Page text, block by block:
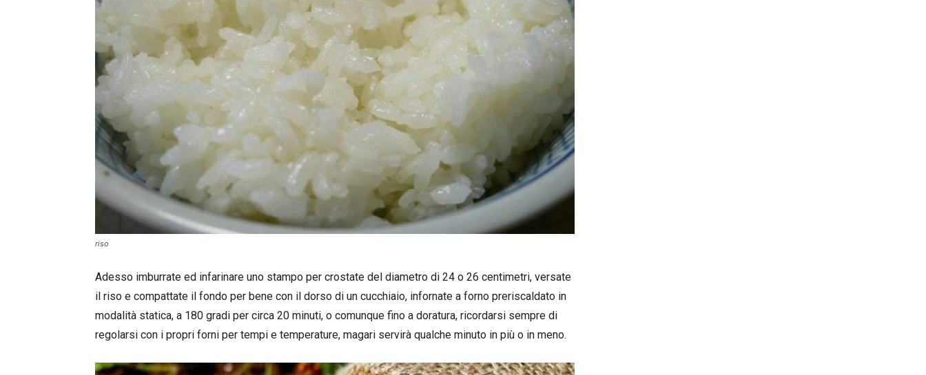
riso
Adesso imburrate ed infarinare uno stampo per crostate del diametro di 24 o 26 centimetri, versate
il riso e compattate il fondo per bene con il dorso di un cucchiaio, infornate a forno preriscaldato in
modalità statica, a 180 gradi per circa 20 minuti, o comunque fino a doratura, ricordarsi sempre di
regolarsi con i propri forni per tempi e temperature, magari servirà qualche minuto in più o in meno.